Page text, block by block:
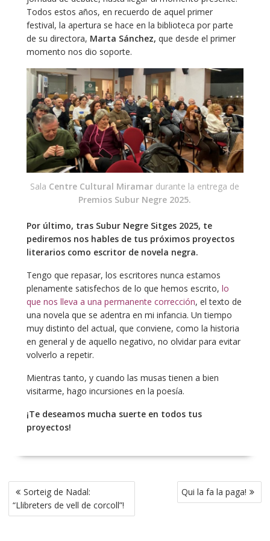
Todos estos años, en recuerdo de aquel primer
festival, la apertura se hace en la biblioteca por parte
de su directora, Marta Sánchez, que desde el primer
momento nos dio soporte.
Sala Centre Cultural Miramar durante la entrega de
Premios Subur Negre 2025.
Por último, tras Subur Negre Sitges 2025, te
pediremos nos hables de tus próximos proyectos
literarios como escritor de novela negra.
Tengo que repasar, los escritores nunca estamos
plenamente satisfechos de lo que hemos escrito, lo
que nos lleva a una permanente corrección, el texto de
una novela que se adentra en mi infancia. Un tiempo
muy distinto del actual, que conviene, como la historia
en general y de aquello negativo, no olvidar para evitar
volverlo a repetir.
Mientras tanto, y cuando las musas tienen a bien
visitarme, hago incursiones en la poesía.
¡Te deseamos mucha suerte en todos tus
proyectos!
Navegación
de
entradas
Sorteig de Nadal:
“Llibreters de vell de corcoll”!
Qui la fa la paga!